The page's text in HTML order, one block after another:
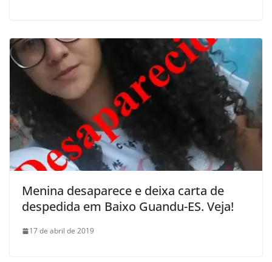
Menina desaparece e deixa carta de
despedida em Baixo Guandu-ES. Veja!
17 de abril de 2019